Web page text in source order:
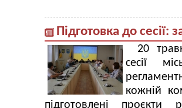
Підготовка до сесії:
20
сесії
кожній
підготовлені проєкти